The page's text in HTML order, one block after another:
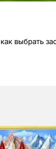
выбрать